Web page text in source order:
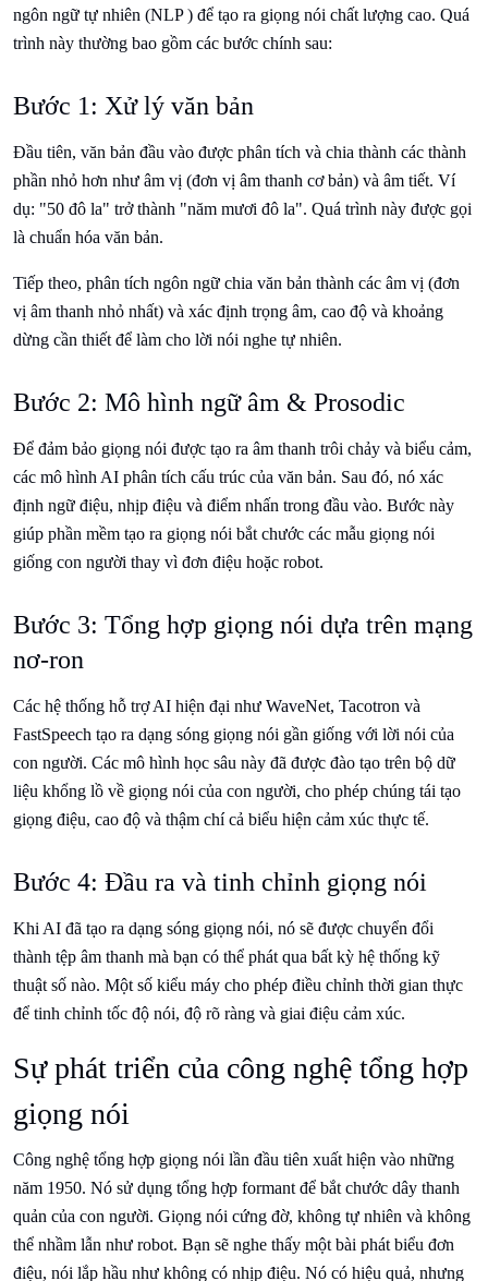
ngôn ngữ tự nhiên (NLP ) để tạo ra giọng nói chất lượng cao. Quá
trình này thường bao gồm các bước chính sau:
Bước 1: Xử lý văn bản
Đầu tiên, văn bản đầu vào được phân tích và chia thành các thành
phần nhỏ hơn như âm vị (đơn vị âm thanh cơ bản) và âm tiết. Ví
dụ: "50 đô la" trở thành "năm mươi đô la". Quá trình này được gọi
là chuẩn hóa văn bản.
Tiếp theo, phân tích ngôn ngữ chia văn bản thành các âm vị (đơn
vị âm thanh nhỏ nhất) và xác định trọng âm, cao độ và khoảng
dừng cần thiết để làm cho lời nói nghe tự nhiên.
Bước 2: Mô hình ngữ âm & Prosodic
Để đảm bảo giọng nói được tạo ra âm thanh trôi chảy và biểu cảm,
các mô hình AI phân tích cấu trúc của văn bản. Sau đó, nó xác
định ngữ điệu, nhịp điệu và điểm nhấn trong đầu vào. Bước này
giúp phần mềm tạo ra giọng nói bắt chước các mẫu giọng nói
giống con người thay vì đơn điệu hoặc robot.
Bước 3: Tổng hợp giọng nói dựa trên mạng
nơ-ron
Các hệ thống hỗ trợ AI hiện đại như WaveNet, Tacotron và
FastSpeech tạo ra dạng sóng giọng nói gần giống với lời nói của
con người. Các mô hình học sâu này đã được đào tạo trên bộ dữ
liệu khổng lồ về giọng nói của con người, cho phép chúng tái tạo
giọng điệu, cao độ và thậm chí cả biểu hiện cảm xúc thực tế.
Bước 4: Đầu ra và tinh chỉnh giọng nói
Khi AI đã tạo ra dạng sóng giọng nói, nó sẽ được chuyển đổi
thành tệp âm thanh mà bạn có thể phát qua bất kỳ hệ thống kỹ
thuật số nào. Một số kiểu máy cho phép điều chỉnh thời gian thực
để tinh chỉnh tốc độ nói, độ rõ ràng và giai điệu cảm xúc.
Sự phát triển của công nghệ tổng hợp
giọng nói
Công nghệ tổng hợp giọng nói lần đầu tiên xuất hiện vào những
năm 1950. Nó sử dụng tổng hợp formant để bắt chước dây thanh
quản của con người. Giọng nói cứng đờ, không tự nhiên và không
thể nhầm lẫn như robot. Bạn sẽ nghe thấy một bài phát biểu đơn
điệu, nói lắp hầu như không có nhịp điệu. Nó có hiệu quả, nhưng